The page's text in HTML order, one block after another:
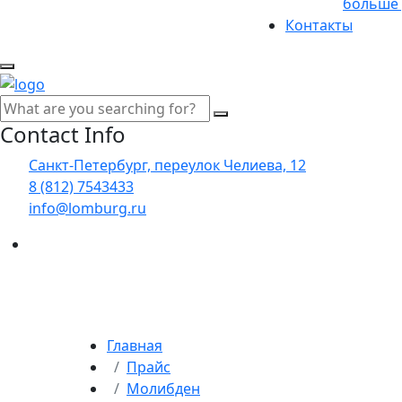
Контакты
Contact Info
Санкт-Петербург, переулок Челиева, 12
8 (812) 7543433
info@lomburg.ru
Главная
Прайс
Молибден